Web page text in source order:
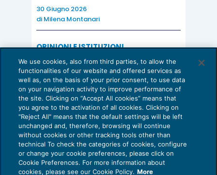
30 Giugno 2026
di Milena Montanari
OPINIONI E ISTITUZIONI
Valorizzare il potenziale dello Studio:
una riflessione sul futuro della
consulenza del lavoro
15 Giugno 2026
di Milena Montanari
Privacy Policy
We use cookies, also from third parties, to allow the
functionalities of our website and offered services as
well as, on the basis of your prior consent, to use data
on your navigation activity to improve performance of
the site. Clicking on “Accept All cookies” means that
you agree to the activation of all cookies. Clicking on
"Reject All" means that the default settings will be left
unchanged and, therefore, browsing will continue
without cookies or other tracking tools other than
technical To check the categories of cookies, configure
or change your cookie preferences, please click on
Cookie Preferences. For more information about
cookies, please see our Cookie Policy. More